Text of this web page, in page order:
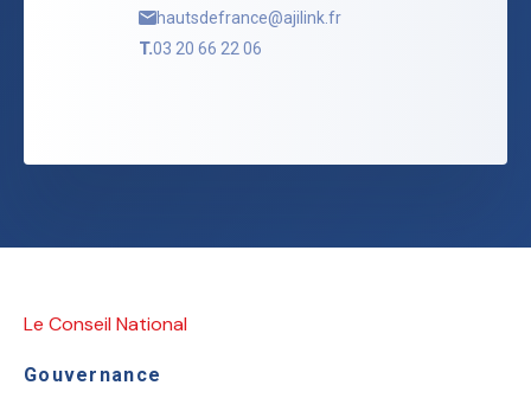
hautsdefrance@ajilink.fr
T.03 20 66 22 06
Le Conseil National
Gouvernance